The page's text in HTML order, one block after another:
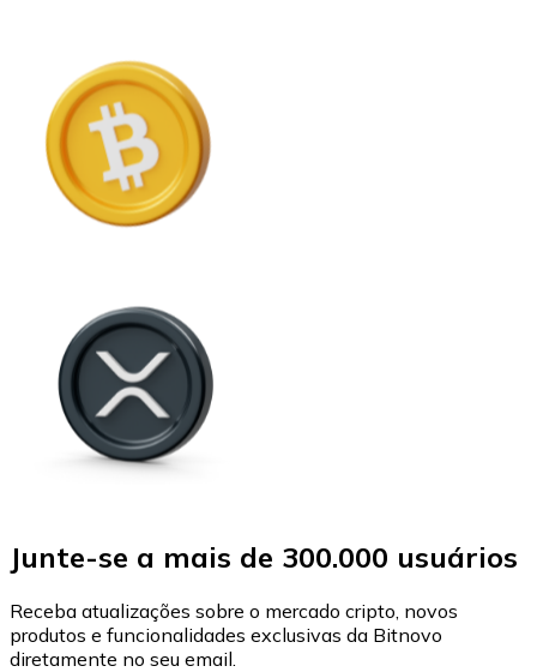
Junte-se a mais de 300.000 usuários
Receba atualizações sobre o mercado cripto, novos
produtos e funcionalidades exclusivas da Bitnovo
diretamente no seu email.